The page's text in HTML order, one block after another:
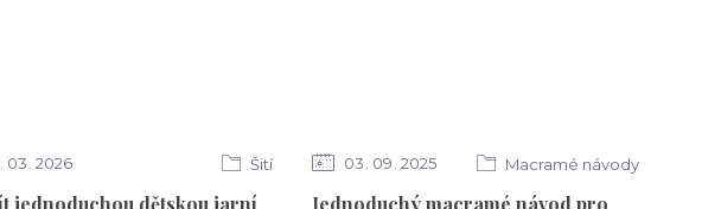
03 2026 Šití
jednoduchou dětskou jarní
03 09 2025 Macramé návody
Jednoduchý macramé návod pro